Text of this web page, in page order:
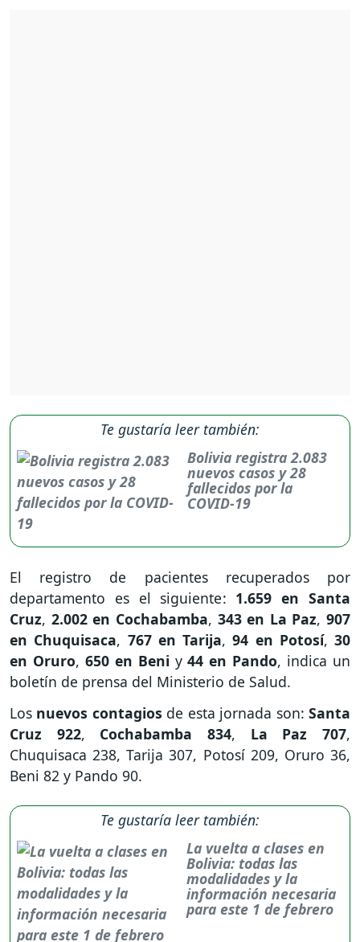
Te gustaría leer también:
Bolivia registra 2.083
nuevos casos y 28
fallecidos por la
COVID-19
El registro de pacientes recuperados por
departamento es el siguiente: 1.659 en Santa
Cruz, 2.002 en Cochabamba, 343 en La Paz, 907
en Chuquisaca, 767 en Tarija,94 en Potosí, 30
en Oruro, 650 en Beni y44 en Pando, indica un
boletín de prensa del Ministerio de Salud.
Los nuevos contagios de esta jornada son:Santa
Cruz 922, Cochabamba 834, La Paz 707,
Chuquisaca 238, Tarija 307, Potosí 209, Oruro 36,
Beni 82 y Pando 90.
Te gustaría leer también:
La vuelta a clases en
Bolivia: todas las
modalidades y la
información necesaria
para este 1 de febrero